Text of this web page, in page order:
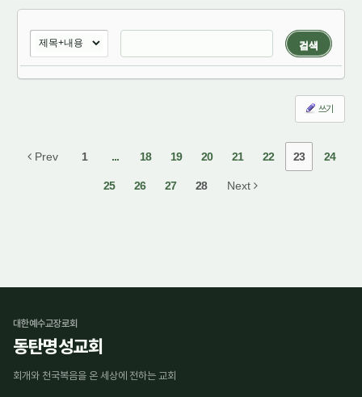
검색
쓰기
Prev 1 ... 18 19 20 21 22 23 24
25 26 27 28 Next
대한예수교장로회
동탄명성교회
회개와 천국복음을 온 세상에 전하는 교회